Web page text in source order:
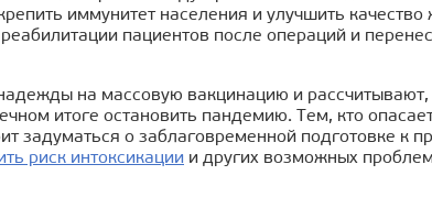
иммунитет населения и улучшить
пациентов после операций и
на массовую вакцинацию и рассчитывают,
итоге остановить пандемию. Тем, кто
задуматься о заблаговременной подготовке к
риск интоксикации и других возможных